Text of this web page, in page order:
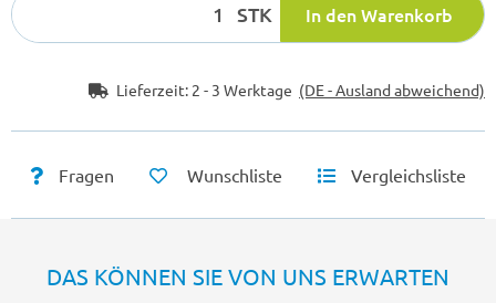
STK In den Warenkorb
Lieferzeit: 2 - 3 Werktage (DE - Ausland abweichend)
Fragen Wunschliste Vergleichsliste
DAS KÖNNEN SIE VON UNS ERWARTEN